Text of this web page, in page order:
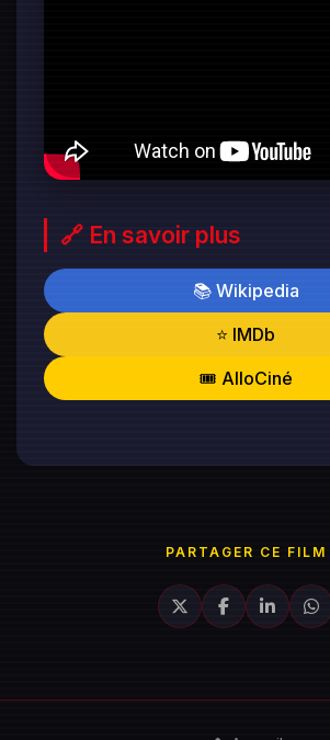
🔗 En savoir plus
📚 Wikipedia
⭐ IMDb
🎟️ AlloCiné
PARTAGER CE FILM